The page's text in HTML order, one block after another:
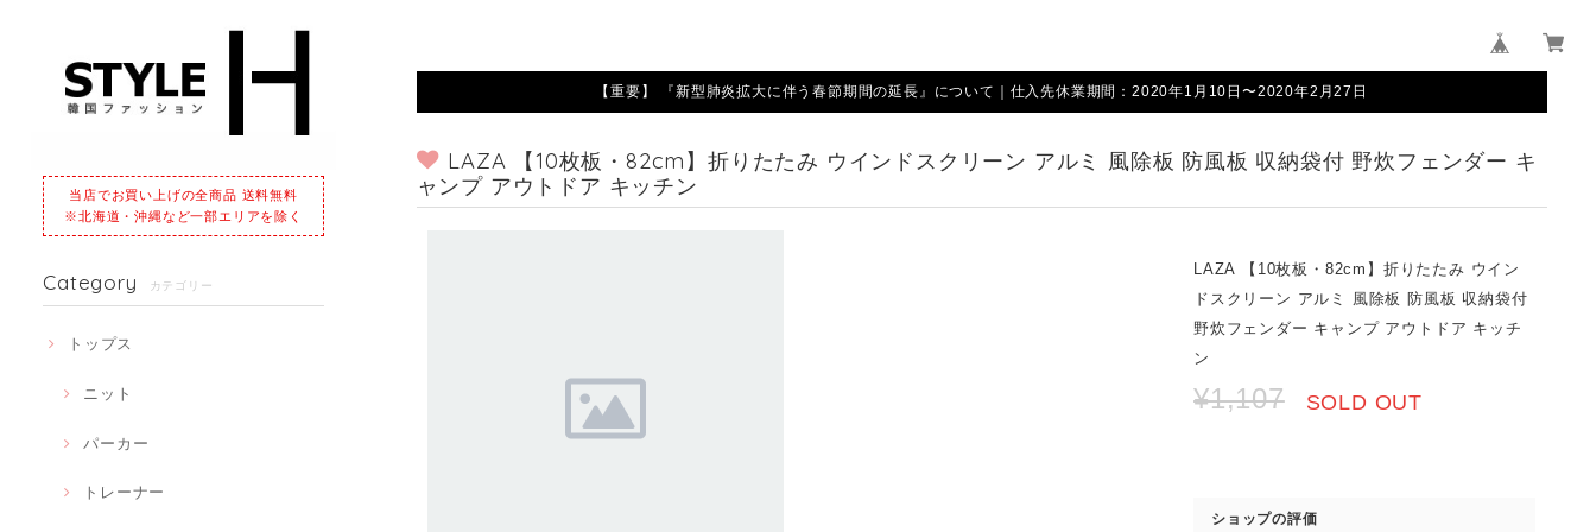
当店でお買い上げの全商品 送料無料
※北海道・沖縄など一部エリアを除く
Category カテゴリー
トップス
ニット
パーカー
トレーナー
【重要】 『新型肺炎拡大に伴う春節期間の延長』について｜仕入先休業期間：2020年1月10日〜2020年2月27日
LAZA 【10枚板・82cm】折りたたみ ウインドスクリーン アルミ 風除板 防風板 収納袋付 野炊フェンダー キ
ャンプ アウトドア キッチン
LAZA 【10枚板・82cm】折りたたみ ウイン
ドスクリーン アルミ 風除板 防風板 収納袋付
野炊フェンダー キャンプ アウトドア キッチ
ン
¥1,107 SOLD OUT
ショップの評価